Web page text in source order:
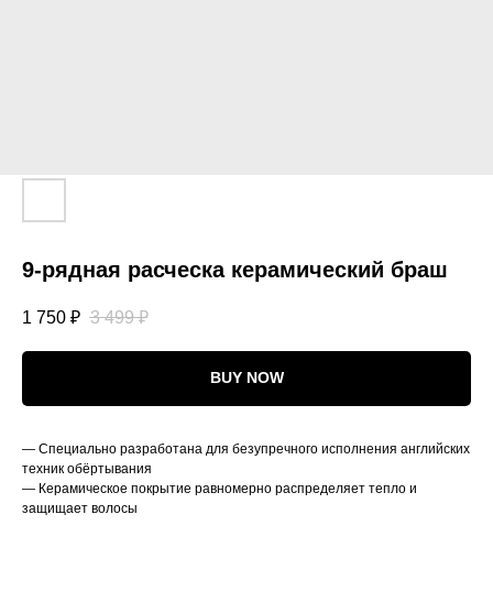
9-рядная расческа керамический браш
1 750 ₽ 3 499 ₽
BUY NOW
— Специально разработана для безупречного исполнения английских
техник обёртывания
— Керамическое покрытие равномерно распределяет тепло и
защищает волосы